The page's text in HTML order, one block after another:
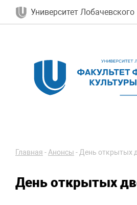
Университет Лобачевского
Главная -Анонсы -День открытых
День открытых